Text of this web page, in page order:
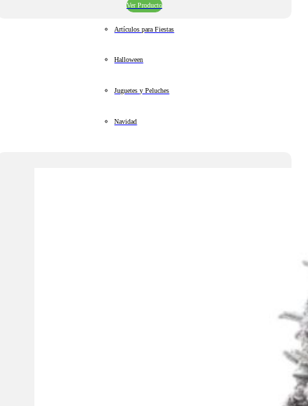
Ver Producto
Artículos para Fiestas
Halloween
Juguetes y Peluches
Navidad